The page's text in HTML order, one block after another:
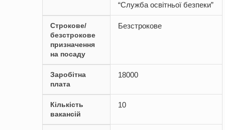
“Служба освітньої безпеки”
Строкове/
безстрокове
призначення
на посаду
Безстрокове
Заробітна
плата
18000
Кількість
вакансій
10